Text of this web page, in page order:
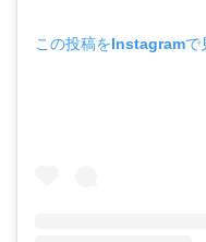
この投稿をInstagramで